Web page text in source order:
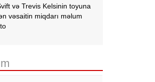
və Trevis Kelsinin toyuna
vəsaitin miqdarı məlum